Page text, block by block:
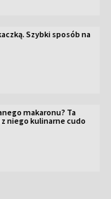
Szybki sposób na
makaronu? Ta
niego kulinarne cudo